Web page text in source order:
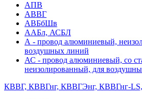
АПВ
АВВГ
АВБбШв
ААБл, АСБЛ
А - провод алюминиевый,
воздушных линий
АС - провод алюминиевый, со
неизолированный, для
КВВГ, КВВГнг, КВВГЭнг, КВВГнг-